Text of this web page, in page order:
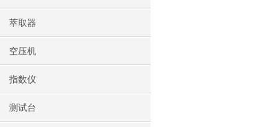
萃取器
空压机
指数仪
测试台